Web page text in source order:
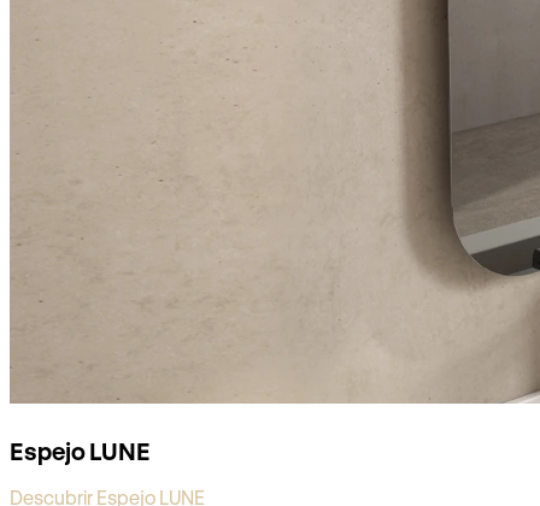
Espejo LUNE
Descubrir Espejo LUNE